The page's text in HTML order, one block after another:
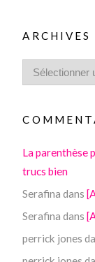
ARCHIVES
La parenthèse
trucs bien
Serafina dans
Serafina dans
perrick jones